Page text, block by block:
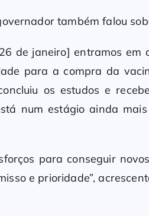
também falou
de janeiro] entramos
para a compra da
os estudos e
num estágio ainda
para conseguir
e prioridade”,